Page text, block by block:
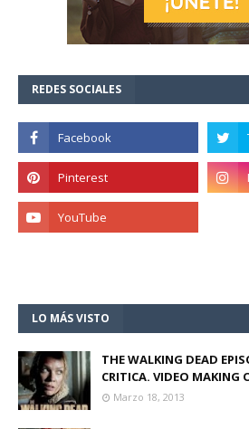
REDES SOCIALES
LO MÁS VISTO
THE WALKING DEAD
CRITICA. VIDEO MAKING
Marzo 18, 2013